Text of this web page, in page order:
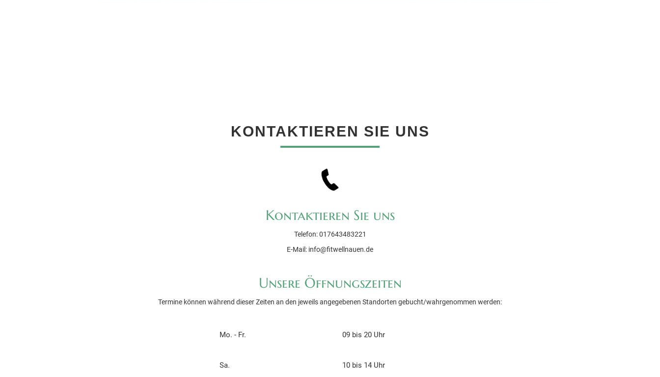
KONTAKTIEREN SIE UNS
Kontaktieren Sie uns
Telefon: 017643483221
E-Mail: info@fitwellnauen.de
Unsere Öffnungszeiten
Termine können während dieser Zeiten an den jeweils angegebenen Standorten gebucht/wahrgenommen werden:
Mo. - Fr. 09 bis 20 Uhr
Sa. 10 bis 14 Uhr